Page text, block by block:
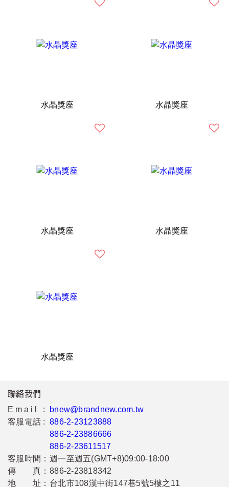
水晶獎座 水晶獎座
水晶獎座 水晶獎座
水晶獎座
聯絡我們
Email :
bnew@brandnew.com.tw
客服電話 : 886-2-23123888
886-2-23886666
886-2-23611517
客服時間： 週一至週五(GMT+8)09:00-18:00
傳 真： 886-2-23818342
地 址： 台北市108漢中街147巷5號5樓之11